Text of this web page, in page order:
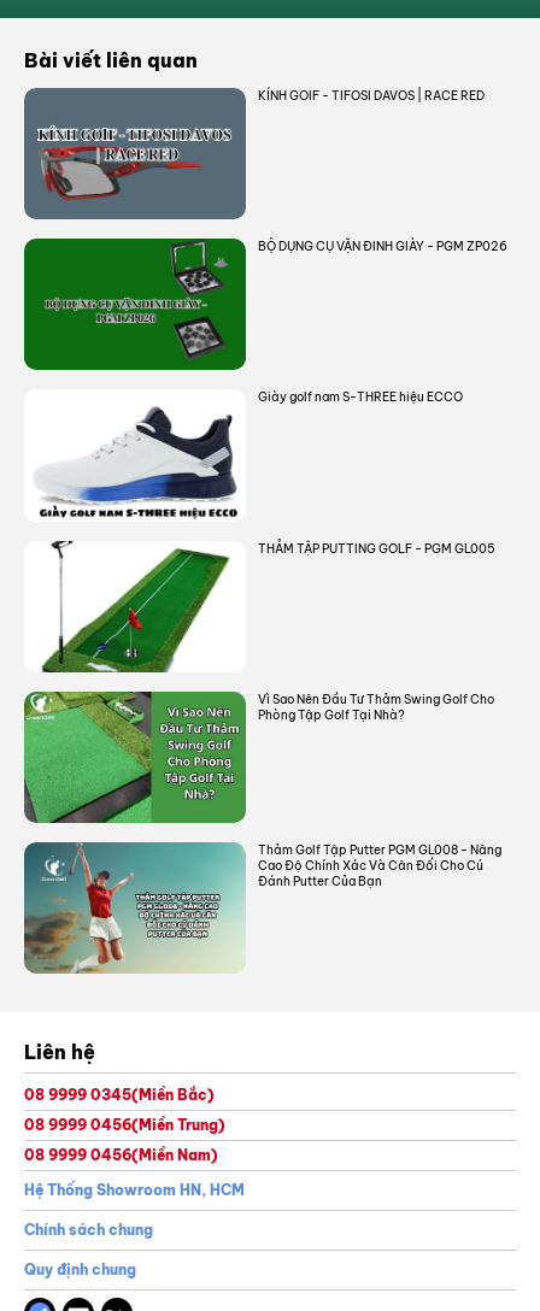
Bài viết liên quan
KÍNH GOlF - TIFOSI DAVOS | RACE RED
BỘ DỤNG CỤ VẶN ĐINH GIÀY - PGM ZP026
Giày golf nam S-THREE hiệu ECCO
THẢM TẬP PUTTING GOLF - PGM GL005
Vì Sao Nên Đầu Tư Thảm Swing Golf Cho
Phòng Tập Golf Tại Nhà?
Thảm Golf Tập Putter PGM GL008 - Nâng
Cao Độ Chính Xác Và Cân Đối Cho Cú
Đánh Putter Của Bạn
Liên hệ
08 9999 0345(Miền Bắc)
08 9999 0456(Miền Trung)
08 9999 0456(Miền Nam)
Hệ Thống Showroom HN, HCM
Chính sách chung
Quy định chung